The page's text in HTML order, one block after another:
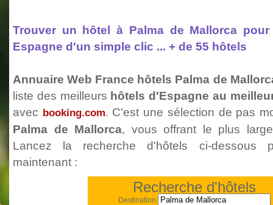
Trouver un hôtel à Palma de Mallorca
Espagne d'un simple clic ... + de 55 hôtels
Annuaire Web France hôtels Palma de
liste des meilleurs hôtels d'Espagne au
avec booking.com. C'est une sélection de pas
Palma de Mallorca, vous offrant le plus
Lancez la recherche d'hôtels ci-dessous
maintenant :
Recherche d'hôtels
Destination